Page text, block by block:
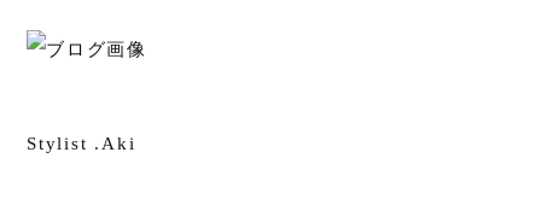
Stylist .Aki